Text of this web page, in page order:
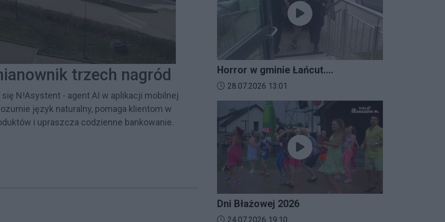
trzech nagród
N!Asystent - agent AI w aplikacji mobilnej
język naturalny, pomaga klientom w
i upraszcza codzienne bankowanie.
Horror w gminie Łańcut.
Mieszkaniec Rzeszowa
terroryzował rodzinę nożem i
zaatakował policjantów!
Data dodania materiału wideo:
28.07.2026 13:01
Dni Błażowej 2026
Data dodania materiału wideo:
24.07.2026 19:10